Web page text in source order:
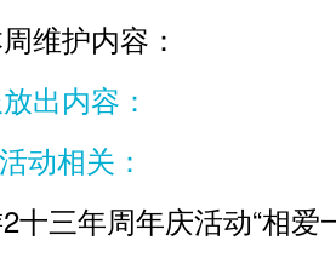
护内容：
出内容：
动相关：
三年周年庆活动“相爱